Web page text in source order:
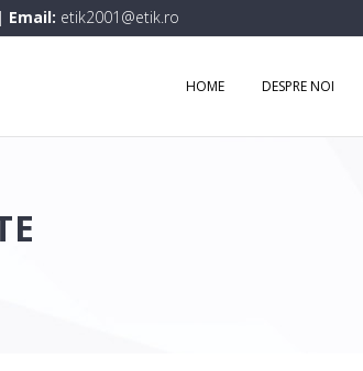
Email: etik2001@etik.ro
HOME DESPRE NOI